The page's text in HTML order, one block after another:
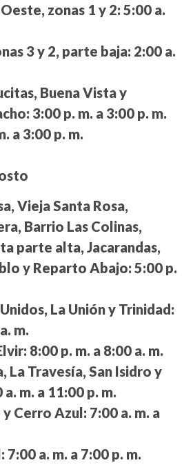
zonas 1 y 2: 5:00 a.
3 y 2, parte baja: 2:00 a.
Buena Vista y
3:00 p. m. a 3:00 p. m.
a 3:00 p. m.
Vieja Santa Rosa,
Barrio Las Colinas,
parte alta, Jacarandas,
y Reparto Abajo: 5:00 p.
La Unión y Trinidad:
m.
8:00 p. m. a 8:00 a. m.
La Travesía, San Isidro y
a. m. a 11:00 p. m.
y Cerro Azul: 7:00 a. m. a
7:00 a. m. a 7:00 p. m.